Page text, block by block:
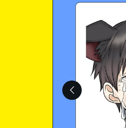
😉
こん
な
お
れをここ
に
載
せてく
れて
…